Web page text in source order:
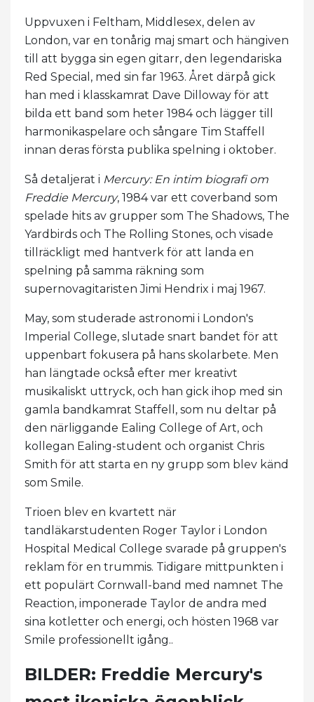
Uppvuxen i Feltham, Middlesex, delen av
London, var en tonårig maj smart och hängiven
till att bygga sin egen gitarr, den legendariska
Red Special, med sin far 1963. Året därpå gick
han med i klasskamrat Dave Dilloway för att
bilda ett band som heter 1984 och lägger till
harmonikaspelare och sångare Tim Staffell
innan deras första publika spelning i oktober.
Så detaljerat i Mercury: En intim biografi om
Freddie Mercury, 1984 var ett coverband som
spelade hits av grupper som The Shadows, The
Yardbirds och The Rolling Stones, och visade
tillräckligt med hantverk för att landa en
spelning på samma räkning som
supernovagitaristen Jimi Hendrix i maj 1967.
May, som studerade astronomi i London's
Imperial College, slutade snart bandet för att
uppenbart fokusera på hans skolarbete. Men
han längtade också efter mer kreativt
musikaliskt uttryck, och han gick ihop med sin
gamla bandkamrat Staffell, som nu deltar på
den närliggande Ealing College of Art, och
kollegan Ealing-student och organist Chris
Smith för att starta en ny grupp som blev känd
som Smile.
Trioen blev en kvartett när
tandläkarstudenten Roger Taylor i London
Hospital Medical College svarade på gruppen's
reklam för en trummis. Tidigare mittpunkten i
ett populärt Cornwall-band med namnet The
Reaction, imponerade Taylor de andra med
sina kotletter och energi, och hösten 1968 var
Smile professionellt igång..
BILDER: Freddie Mercury's